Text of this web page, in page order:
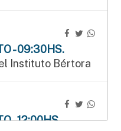
- 09:30HS.
Instituto Bértora
- 12:00HS.